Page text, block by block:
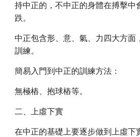
持中正的，不中正的身體在搏擊中
跌。
中正包含形、意、氣、力四大方面
訓練。
簡易入門到中正的訓練方法：
無極樁、抱球樁等。
二、上虛下實
在中正的基礎上要逐步做到上虛下